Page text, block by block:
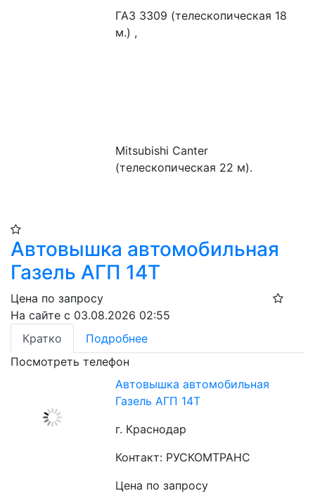
ГАЗ 3309 (телескопическая 18
м.) ,
Mitsubishi Canter
(телескопическая 22 м).
Автовышка автомобильная
Газель АГП 14Т
Цена по запросу
На сайте с 03.08.2026 02:55
Кратко
Подробнее
Посмотреть телефон
Автовышка автомобильная
Газель АГП 14Т
г. Краснодар
Контакт: РУСКОМТРАНС
Цена по запросу